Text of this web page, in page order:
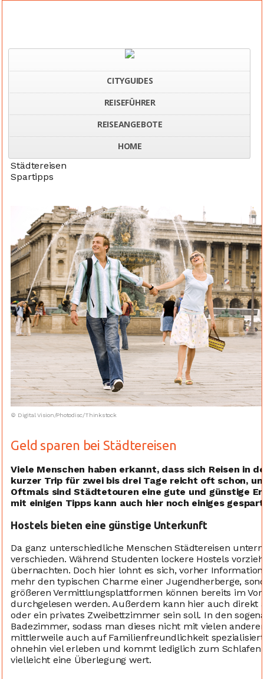
CITYGUIDES
REISEFÜHRER
REISEANGEBOTE
HOME
Geld sparen bei Städtereisen
Städtereisen
Spartipps
© Digital Vision/Photodisc/Thinkstock
Geld sparen bei Städtereisen
Viele Menschen haben erkannt, dass sich Reisen in
kurzer Trip für zwei bis drei Tage reicht oft schon,
Oftmals sind Städtetouren eine gute und günstige
mit einigen Tipps kann auch hier noch einiges
Hostels bieten eine günstige Unterkunft
Da ganz unterschiedliche Menschen Städtereisen
verschieden. Während Studenten lockere Hostels
übernachten. Doch hier lohnt es sich, vorher
mehr den typischen Charme einer Jugendherberge,
größeren Vermittlungsplattformen können bereits im
durchgelesen werden. Außerdem kann hier auch direkt
oder ein privates Zweibettzimmer sein soll. In den
Badezimmer, sodass man dieses nicht mit vielen
mittlerweile auch auf Familienfreundlichkeit
ohnehin viel erleben und kommt lediglich zum
vielleicht eine Überlegung wert.